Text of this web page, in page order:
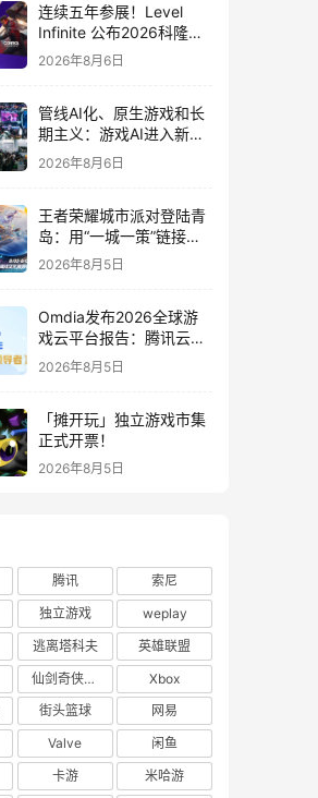
连续五年参展！Level
Infinite 公布2026科隆游
戏展产品阵容
2026年8月6日
管线AI化、原生游戏和长
期主义：游戏AI进入新共
识时代
2026年8月6日
王者荣耀城市派对登陆青
岛：用“一城一策”链接海
洋场景，以双向奔赴带动
2026年8月5日
Omdia发布2026全球游
戏云平台报告：腾讯云连
续两年入选“领导者”象限
2026年8月5日
「摊开玩」独立游戏市集
正式开票！
2026年8月5日
腾讯
索尼
独立游戏
weplay
逃离塔科夫
英雄联盟
仙剑奇侠传四
Xbox
街头篮球
网易
Valve
闲鱼
卡游
米哈游